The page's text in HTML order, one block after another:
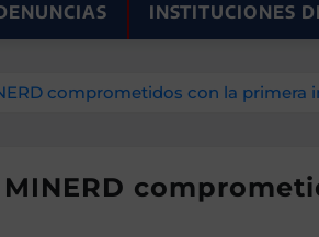
INSTITUCIONES
comprometidos con la primera